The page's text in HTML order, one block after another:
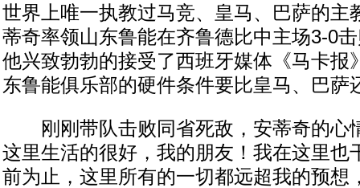
世界上唯一执教过马竞、皇马、巴萨的主
蒂奇率领山东鲁能在齐鲁德比中主场3-0
他兴致勃勃的接受了西班牙媒体《马卡报
东鲁能俱乐部的硬件条件要比皇马、巴萨
刚刚带队击败同省死敌，安蒂奇的心
这里生活的很好，我的朋友！我在这里也
前为止，这里所有的一切都远超我的预想